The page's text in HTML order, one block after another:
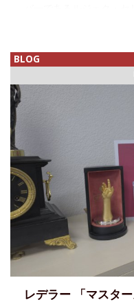
使館で行われたCzech
BLOG
レデラー 「マスタ